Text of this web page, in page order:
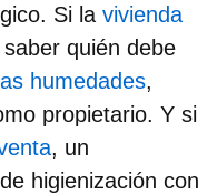
Si la vivienda
quién debe
humedades,
propietario. Y si
, un
higienización con